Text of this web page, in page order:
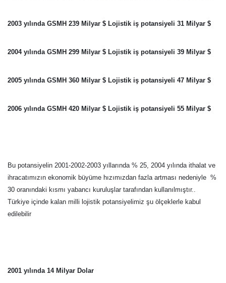
2003 yılında GSMH 239 Milyar $ Lojistik iş potansiyeli 31 Milyar $
2004 yılında GSMH 299 Milyar $ Lojistik iş potansiyeli 39 Milyar $
2005 yılında GSMH 360 Milyar $ Lojistik iş potansiyeli 47 Milyar $
2006 yılında GSMH 420 Milyar $ Lojistik iş potansiyeli 55 Milyar $
Bu potansiyelin 2001-2002-2003 yıllarında % 25, 2004 yılında ithalat ve
ihracatımızın ekonomik büyüme hızımızdan fazla artması nedeniyle %
30 oranındaki kısmı yabancı kuruluşlar tarafından kullanılmıştır..
Türkiye içinde kalan milli lojistik potansiyelimiz şu ölçeklerle kabul
edilebilir
2001 yılında 14 Milyar Dolar